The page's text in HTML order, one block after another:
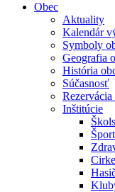
Obec
Aktuality
Kalendár
Symboly
Geografia
História
Súčasnosť
Inštitúcie
Šport